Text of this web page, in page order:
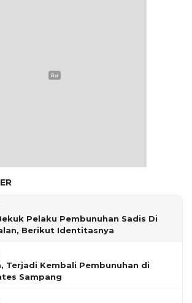
Pelaku Pembunuhan Sadis Di
Berikut Identitasnya
Terjadi Kembali Pembunuhan di
Sampang